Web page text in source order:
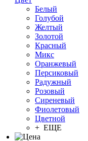
Белый
Голубой
Желтый
Золотой
Красный
Микс
Оранжевый
Персиковый
Радужный
Розовый
Сиреневый
Фиолетовый
Цветной
+ ЕЩЕ